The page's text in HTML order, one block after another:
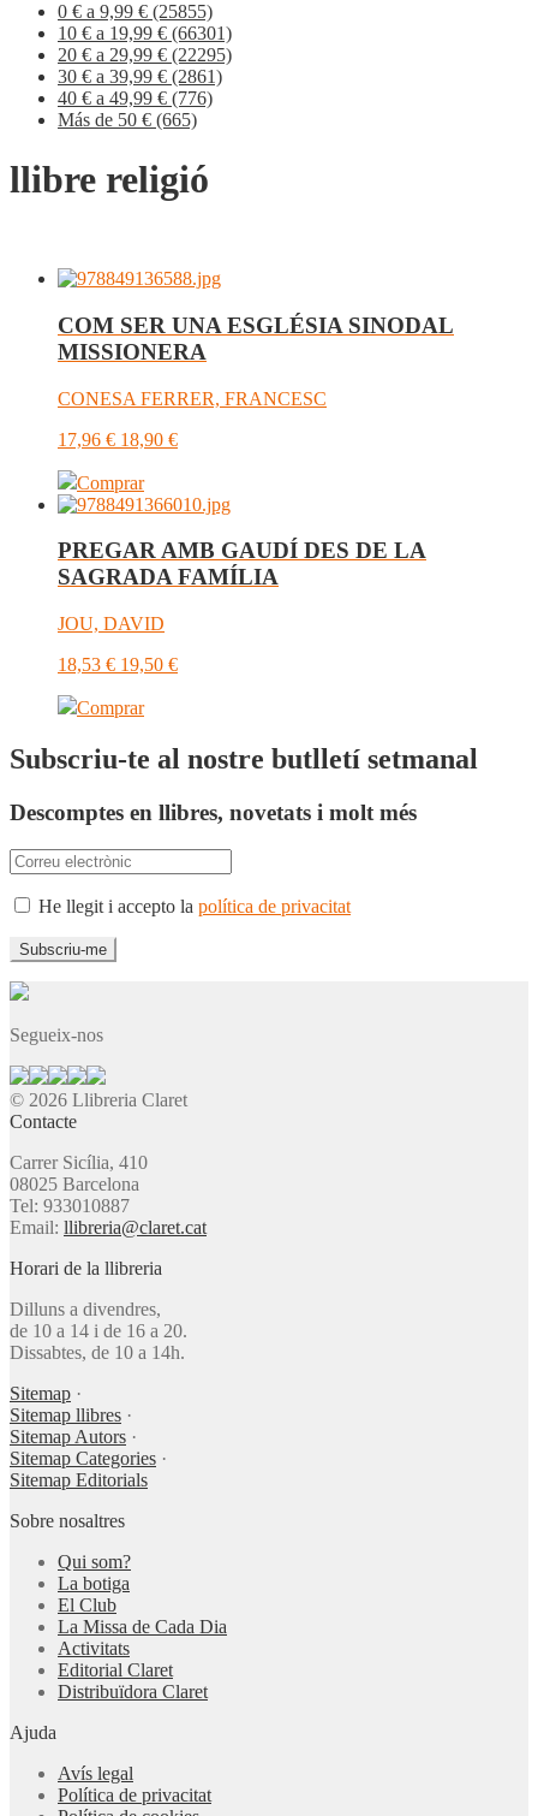
0 € a 9,99 € (25855)
10 € a 19,99 € (66301)
20 € a 29,99 € (22295)
30 € a 39,99 € (2861)
40 € a 49,99 € (776)
Más de 50 € (665)
llibre religió
COM SER UNA ESGLÉSIA SINODAL
MISSIONERA
CONESA FERRER, FRANCESC
17,96 € 18,90 €
Comprar
PREGAR AMB GAUDÍ DES DE LA
SAGRADA FAMÍLIA
JOU, DAVID
18,53 € 19,50 €
Comprar
Subscriu-te al nostre butlletí setmanal
Descomptes en llibres, novetats i molt més
He llegit i accepto la política de privacitat
Segueix-nos
© 2026 Llibreria Claret
Contacte
Carrer Sicília, 410
08025 Barcelona
Tel: 933010887
Email: llibreria@claret.cat
Horari de la llibreria
Dilluns a divendres,
de 10 a 14 i de 16 a 20.
Dissabtes, de 10 a 14h.
Sitemap ·
Sitemap llibres ·
Sitemap Autors ·
Sitemap Categories ·
Sitemap Editorials
Sobre nosaltres
Qui som?
La botiga
El Club
La Missa de Cada Dia
Activitats
Editorial Claret
Distribuïdora Claret
Ajuda
Avís legal
Política de privacitat